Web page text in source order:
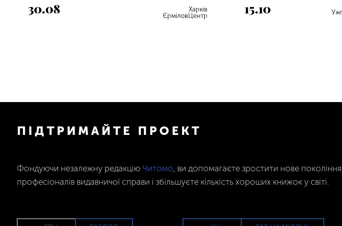
30.08
Харків
ЄрміловЦентр
15.10
ПІДТРИМАЙТЕ ПРОЕКТ
Фондуючи незалежну редакцію Читомо, ви допомагаєте зростити нове покоління
професіоналів видавничої справи і збільшуєте кількість хороших книжок у світі.